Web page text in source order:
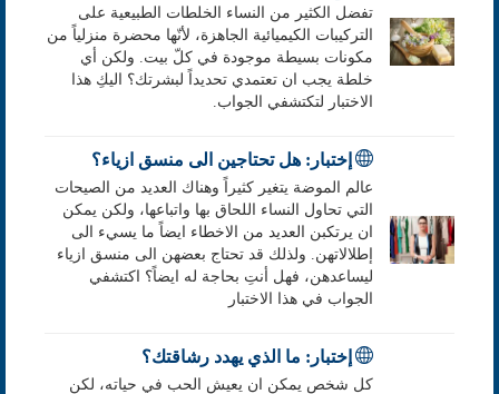
تفضل الكثير من النساء الخلطات الطبيعية على
التركيبات الكيميائية الجاهزة، لأنّها محضرة منزلياً من
مكونات بسيطة موجودة في كلّ بيت. ولكن أي
خلطة يجب ان تعتمدي تحديداً لبشرتك؟ اليكِ هذا
الاختبار لتكتشفي الجواب.
إختبار: هل تحتاجين الى منسق ازياء؟
عالم الموضة يتغير كثيراً وهناك العديد من الصيحات
التي تحاول النساء اللحاق بها واتباعها، ولكن يمكن
ان يرتكبن العديد من الاخطاء ايضاً ما يسيء الى
إطلالاتهن. ولذلك قد تحتاج بعضهن الى منسق ازياء
ليساعدهن، فهل أنتِ بحاجة له ايضاً؟ اكتشفي
الجواب في هذا الاختبار
إختبار: ما الذي يهدد رشاقتك؟
كل شخص يمكن ان يعيش الحب في حياته، لكن